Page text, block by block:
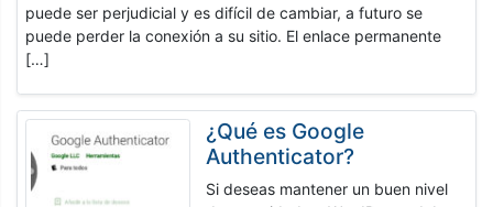
puede ser perjudicial y es difícil de cambiar, a futuro se
puede perder la conexión a su sitio. El enlace permanente
[…]
¿Qué es Google
Authenticator?
Si deseas mantener un buen nivel